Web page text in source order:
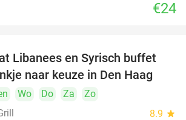
food
€24
31%
Libanees en Syrisch buffet
naar keuze in Den Haag
Wo Do Za
Zo
8.9 star